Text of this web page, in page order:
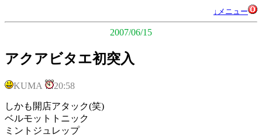
↓メニュー
2007/06/15
アクアビタエ初突入
KUMA 20:58
しかも開店アタック(笑)
ベルモットトニック
ミントジュレップ